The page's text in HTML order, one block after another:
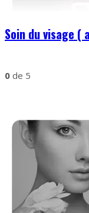
Soin du visage (
0 de 5